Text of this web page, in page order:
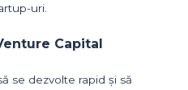
uri.
Capital
se dezvolte rapid și să